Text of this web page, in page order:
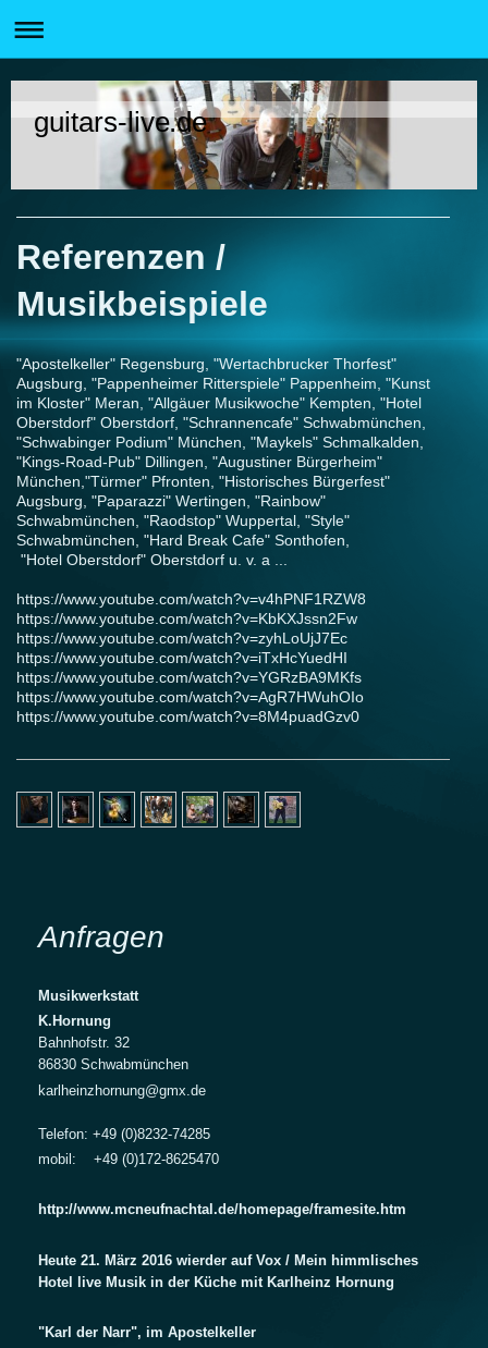
guitars-live.de
Referenzen /
Musikbeispiele
"Apostelkeller" Regensburg, "Wertachbrucker Thorfest"
Augsburg, "Pappenheimer Ritterspiele" Pappenheim, "Kunst
im Kloster" Meran, "Allgäuer Musikwoche" Kempten, "Hotel
Oberstdorf" Oberstdorf, "Schrannencafe" Schwabmünchen,
"Schwabinger Podium" München, "Maykels" Schmalkalden,
"Kings-Road-Pub" Dillingen, "Augustiner Bürgerheim"
München,"Türmer" Pfronten, "Historisches Bürgerfest"
Augsburg, "Paparazzi" Wertingen, "Rainbow"
Schwabmünchen, "Raodstop" Wuppertal, "Style"
Schwabmünchen, "Hard Break Cafe" Sonthofen,
"Hotel Oberstdorf" Oberstdorf u. v. a ...
https://www.youtube.com/watch?v=v4hPNF1RZW8
https://www.youtube.com/watch?v=KbKXJssn2Fw
https://www.youtube.com/watch?v=zyhLoUjJ7Ec
https://www.youtube.com/watch?v=iTxHcYuedHI
https://www.youtube.com/watch?v=YGRzBA9MKfs
https://www.youtube.com/watch?v=AgR7HWuhOIo
https://www.youtube.com/watch?v=8M4puadGzv0
Anfragen
Musikwerkstatt
K.Hornung
Bahnhofstr. 32
86830 Schwabmünchen
karlheinzhornung@gmx.de
Telefon: +49 (0)8232-74285
mobil: +49 (0)172-8625470
http://www.mcneufnachtal.de/homepage/framesite.htm
Heute 21. März 2016 wierder auf Vox / Mein himmlisches
Hotel live Musik in der Küche mit Karlheinz Hornung
"Karl der Narr", im Apostelkeller